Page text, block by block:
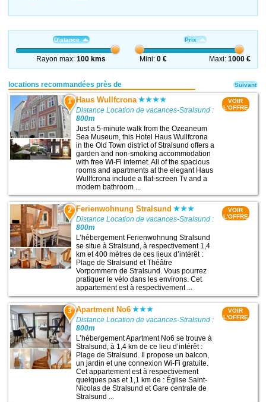
Distance
Rayon max:100 kms
Prix
Mini:0 € Maxi: 1000 €
locations recommandées près de
1 Haus Wullfcrona
Distance Location de vacances-Stralsund :
800m
Just a 5-minute walk from the Ozeaneum
Sea Museum, this Hotel Haus Wullfcrona
in the Old Town district of Stralsund offers a
garden and non-smoking accommodation
with free Wi-Fi internet. All of the spacious
rooms and apartments at the elegant Haus
Wullfcrona include a flat-screen Tv and a
modern bathroom ...
VOIR
L'OFFRE
2 Ferienwohnung Stralsund
Distance Location de vacances-Stralsund :
800m
L’hébergement Ferienwohnung Stralsund
se situe à Stralsund, à respectivement 1,4
km et 400 mètres de ces lieux d’intérêt :
Plage de Stralsund et Théâtre
Vorpommern de Stralsund. Vous pourrez
pratiquer le vélo dans les environs. Cet
appartement est à respectivement ...
VOIR
L'OFFRE
3 Apartment No6
Distance Location de vacances-Stralsund :
800m
L’hébergement Apartment No6 se trouve à
Stralsund, à 1,4 km de ce lieu d’intérêt :
Plage de Stralsund. Il propose un balcon,
un jardin et une connexion Wi-Fi gratuite.
Cet appartement est à respectivement
quelques pas et 1,1 km de : Église Saint-
Nicolas de Stralsund et Gare centrale de
Stralsund ...
VOIR
L'OFFRE
Suivant